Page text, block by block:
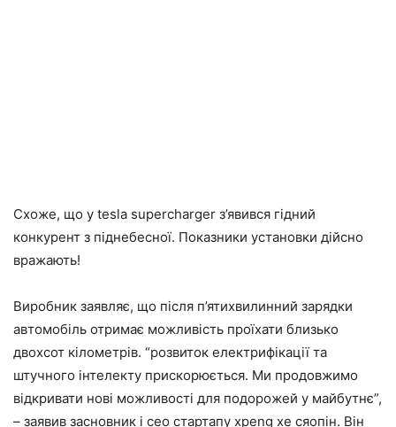
Схоже, що у tesla supercharger з’явився гідний
конкурент з піднебесної. Показники установки дійсно
вражають!
Виробник заявляє, що після п’ятихвилинний зарядки
автомобіль отримає можливість проїхати близько
двохсот кілометрів. “розвиток електрифікації та
штучного інтелекту прискорюється. Ми продовжимо
відкривати нові можливості для подорожей у майбутнє”,
– заявив засновник і ceo стартапу xpeng хе сяопін. Він